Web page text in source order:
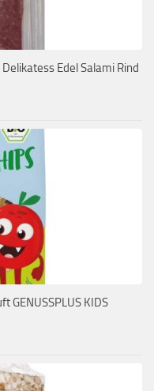
Edel Salami Rind
GENUSSPLUS KIDS